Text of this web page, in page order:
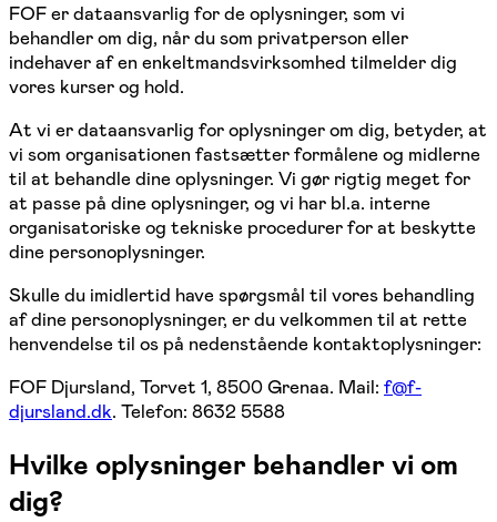
FOF er dataansvarlig for de oplysninger, som vi
behandler om dig, når du som privatperson eller
indehaver af en enkeltmandsvirksomhed tilmelder dig
vores kurser og hold.
At vi er dataansvarlig for oplysninger om dig, betyder, at
vi som organisationen fastsætter formålene og midlerne
til at behandle dine oplysninger. Vi gør rigtig meget for
at passe på dine oplysninger, og vi har bl.a. interne
organisatoriske og tekniske procedurer for at beskytte
dine personoplysninger.
Skulle du imidlertid have spørgsmål til vores behandling
af dine personoplysninger, er du velkommen til at rette
henvendelse til os på nedenstående kontaktoplysninger:
FOF Djursland, Torvet 1, 8500 Grenaa. Mail: f@f-
djursland.dk. Telefon: 8632 5588
Hvilke oplysninger behandler vi om
dig?